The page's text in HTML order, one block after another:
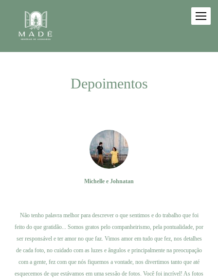
Depoimentos
Não tenho palavra melhor para descrever o que sentimos e do trabalho que foi
feito do que gratidão... Somos gratos pelo companheirismo, pela pontualidade, por
ser responsável e ter amor no que faz. Vimos amor em tudo que fez, nos detalhes
de cada foto, no cuidado com as luzes e ângulos e principalmente na preocupação
com a gente, fez com que nós fiquemos a vontade, nos divertimos tanto que até
esquecemos de que estávamos em uma sessão de fotos. Você foi incrível! As fotos
Michelle e Johnatan